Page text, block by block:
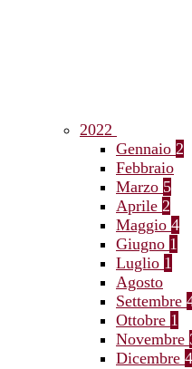
2022
Gennaio 2
Febbraio
Marzo 5
Aprile 2
Maggio 4
Giugno 1
Luglio 1
Agosto
Settembre
Ottobre 1
Novembre
Dicembre 4